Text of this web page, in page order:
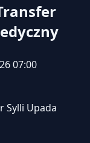
07:00